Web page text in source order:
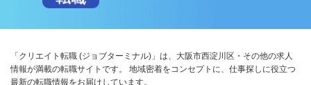
「クリエイト転職 (ジョブターミナル)」は、大阪市西淀川区・その他の求人
情報が満載の転職サイトです。 地域密着をコンセプトに、仕事探しに役立つ
最新の転職情報をお届けしています。